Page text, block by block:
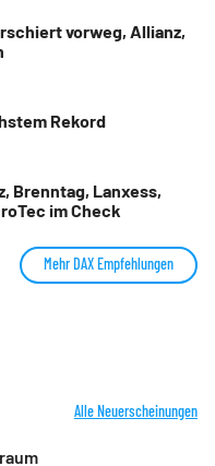
vorweg, Allianz,
Rekord
Brenntag, Lanxess,
im Check
Mehr DAX Empfehlungen
Alle Neuerscheinungen